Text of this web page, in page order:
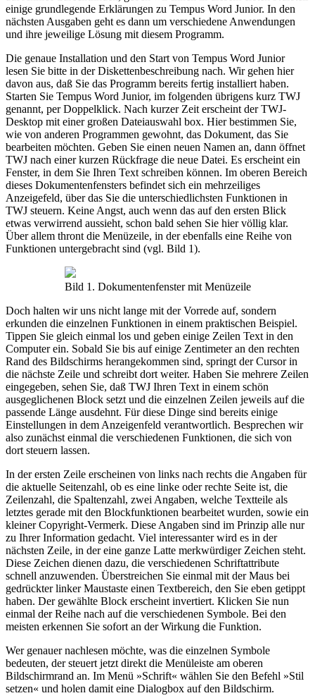
einige grundlegende Erklärungen zu Tempus Word Junior. In den
nächsten Ausgaben geht es dann um verschiedene Anwendungen
und ihre jeweilige Lösung mit diesem Programm.
Die genaue Installation und den Start von Tempus Word Junior
lesen Sie bitte in der Diskettenbeschreibung nach. Wir gehen hier
davon aus, daß Sie das Programm bereits fertig installiert haben.
Starten Sie Tempus Word Junior, im folgenden übrigens kurz TWJ
genannt, per Doppelklick. Nach kurzer Zeit erscheint der TWJ-
Desktop mit einer großen Dateiauswahl box. Hier bestimmen Sie,
wie von anderen Programmen gewohnt, das Dokument, das Sie
bearbeiten möchten. Geben Sie einen neuen Namen an, dann öffnet
TWJ nach einer kurzen Rückfrage die neue Datei. Es erscheint ein
Fenster, in dem Sie Ihren Text schreiben können. Im oberen Bereich
dieses Dokumentenfensters befindet sich ein mehrzeiliges
Anzeigefeld, über das Sie die unterschiedlichsten Funktionen in
TWJ steuern. Keine Angst, auch wenn das auf den ersten Blick
etwas verwirrend aussieht, schon bald sehen Sie hier völlig klar.
Über allem thront die Menüzeile, in der ebenfalls eine Reihe von
Funktionen untergebracht sind (vgl. Bild 1).
Bild 1. Dokumentenfenster mit Menüzeile
Doch halten wir uns nicht lange mit der Vorrede auf, sondern
erkunden die einzelnen Funktionen in einem praktischen Beispiel.
Tippen Sie gleich einmal los und geben einige Zeilen Text in den
Computer ein. Sobald Sie bis auf einige Zentimeter an den rechten
Rand des Bildschirms herangekommen sind, springt der Cursor in
die nächste Zeile und schreibt dort weiter. Haben Sie mehrere Zeilen
eingegeben, sehen Sie, daß TWJ Ihren Text in einem schön
ausgeglichenen Block setzt und die einzelnen Zeilen jeweils auf die
passende Länge ausdehnt. Für diese Dinge sind bereits einige
Einstellungen in dem Anzeigenfeld verantwortlich. Besprechen wir
also zunächst einmal die verschiedenen Funktionen, die sich von
dort steuern lassen.
In der ersten Zeile erscheinen von links nach rechts die Angaben für
die aktuelle Seitenzahl, ob es eine linke oder rechte Seite ist, die
Zeilenzahl, die Spaltenzahl, zwei Angaben, welche Textteile als
letztes gerade mit den Blockfunktionen bearbeitet wurden, sowie ein
kleiner Copyright-Vermerk. Diese Angaben sind im Prinzip alle nur
zu Ihrer Information gedacht. Viel interessanter wird es in der
nächsten Zeile, in der eine ganze Latte merkwürdiger Zeichen steht.
Diese Zeichen dienen dazu, die verschiedenen Schriftattribute
schnell anzuwenden. Überstreichen Sie einmal mit der Maus bei
gedrückter linker Maustaste einen Textbereich, den Sie eben getippt
haben. Der gewählte Block erscheint invertiert. Klicken Sie nun
einmal der Reihe nach auf die verschiedenen Symbole. Bei den
meisten erkennen Sie sofort an der Wirkung die Funktion.
Wer genauer nachlesen möchte, was die einzelnen Symbole
bedeuten, der steuert jetzt direkt die Menüleiste am oberen
Bildschirmrand an. Im Menü »Schrift« wählen Sie den Befehl »Stil
setzen« und holen damit eine Dialogbox auf den Bildschirm.